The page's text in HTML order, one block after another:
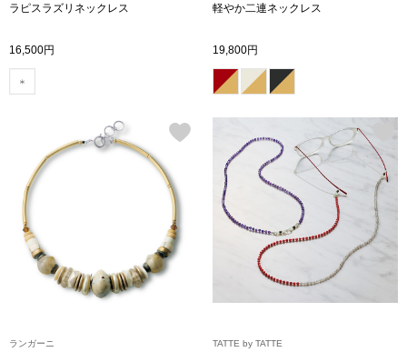
ダーウェア
アクセサリー
ン雑貨
リュック･バッ
スーツケース
その他
シューズ
スリップオン
ラピスラズリネックレス
16,500円
軽やか二連ネックレス
19,800円
ランガーニ TATTE by TATTE